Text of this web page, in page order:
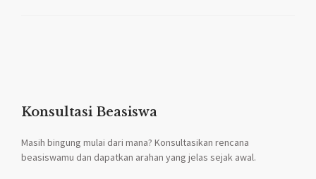
Konsultasi Beasiswa
Masih bingung mulai dari mana? Konsultasikan rencana
beasiswamu dan dapatkan arahan yang jelas sejak awal.